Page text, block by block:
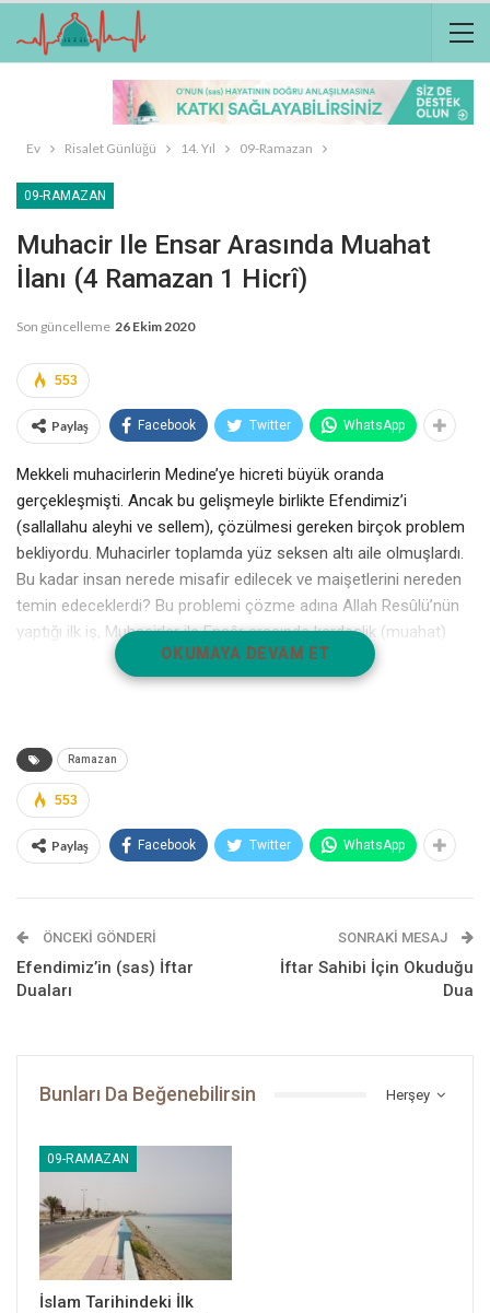
Ev Risalet Günlüğü 14. Yıl 09-Ramazan
09-RAMAZAN
Muhacir Ile Ensar Arasında Muahat
İlanı (4 Ramazan 1 Hicrî)
Son güncelleme 26 Ekim 2020
553
Paylaş Facebook Twitter WhatsApp
Mekkeli muhacirlerin Medine’ye hicreti büyük oranda
gerçekleşmişti. Ancak bu gelişmeyle birlikte Efendimiz’i
(sallallahu aleyhi ve sellem), çözülmesi gereken birçok problem
bekliyordu. Muhacirler toplamda yüz seksen altı aile olmuşlardı.
Bu kadar insan nerede misafir edilecek ve maişetlerini nereden
temin edeceklerdi? Bu problemi çözme adına Allah Resûlü’nün
yaptığı ilk iş, Muhacirler ile Ensâr arasında kardeşlik (muahat)
bağlarını oluşturmak oldu. Bugünkü mânâda bir nevi kardeş aile
benzeri bu uygulama ile ilk etapta kırk beş ailenin mesken
ve onlara şöyle buyurmuştu:
“Allah için ikişer ikişer kardeş olun!”
Müslüman toplumun birbiriyle kaynaşabilmesi için bugün ortaya
Efendimiz (sallallahu aleyhi ve sellem), Hz. Zübeyr İbn-i Avâm ile
Hz. Abdullah İbn-i Mes’ûd gibi kimseleri kardeş ilan etmiş ve
böylelikle çetin şartların en ağır şekilde yaşandığı bu dönemlerde
OKUMAYA DEVAM ET
Ramazan
553
Paylaş Facebook Twitter WhatsApp
ÖNCEKI GÖNDERI
Efendimiz’in (sas) İftar
Duaları
SONRAKI MESAJ
İftar Sahibi İçin Okuduğu
Dua
Herşey
Bunları Da Beğenebilirsin
09-RAMAZAN
İslam Tarihindeki İlk